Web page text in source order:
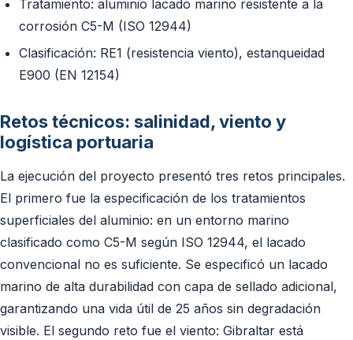
Tratamiento: aluminio lacado marino resistente a la
corrosión C5-M (ISO 12944)
Clasificación: RE1 (resistencia viento), estanqueidad
E900 (EN 12154)
Retos técnicos: salinidad, viento y
logística portuaria
La ejecución del proyecto presentó tres retos principales.
El primero fue la especificación de los tratamientos
superficiales del aluminio: en un entorno marino
clasificado como C5-M según ISO 12944, el lacado
convencional no es suficiente. Se especificó un lacado
marino de alta durabilidad con capa de sellado adicional,
garantizando una vida útil de 25 años sin degradación
visible. El segundo reto fue el viento: Gibraltar está